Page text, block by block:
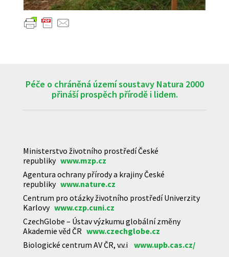
Péče o chráněná území soustavy Natura 2000
přináší prospěch přírodě i lidem.
Ministerstvo životního prostředí České
republiky www.mzp.cz
Agentura ochrany přírody a krajiny České
republiky www.nature.cz
Centrum pro otázky životního prostředí Univerzity
Karlovy www.czp.cuni.cz
CzechGlobe – Ústav výzkumu globální změny
Akademie věd ČR www.czechglobe.cz
Biologické centrum AV ČR, v.v.i www.upb.cas.cz/